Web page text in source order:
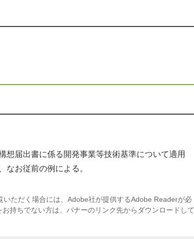
想届出書に係る開発事業等技術基準について適用
なお従前の例による。
いただく場合には、Adobe社が提供するAdobe Readerが必
持ちでない方は、バナーのリンク先からダウンロードして